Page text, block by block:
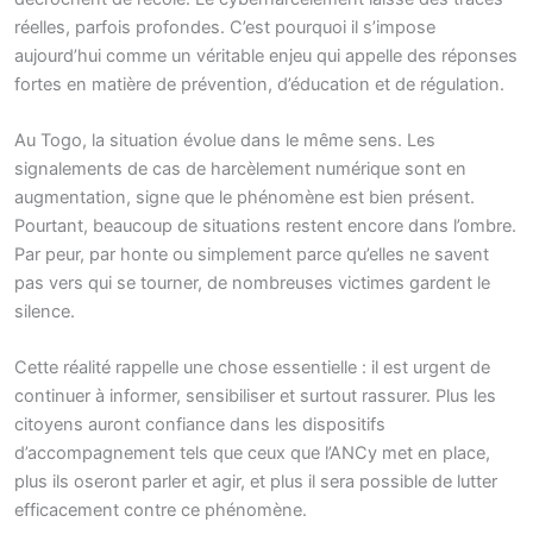
réelles, parfois profondes. C’est pourquoi il s’impose
aujourd’hui comme un véritable enjeu qui appelle des réponses
fortes en matière de prévention, d’éducation et de régulation.
Au Togo, la situation évolue dans le même sens. Les
signalements de cas de harcèlement numérique sont en
augmentation, signe que le phénomène est bien présent.
Pourtant, beaucoup de situations restent encore dans l’ombre.
Par peur, par honte ou simplement parce qu’elles ne savent
pas vers qui se tourner, de nombreuses victimes gardent le
silence.
Cette réalité rappelle une chose essentielle : il est urgent de
continuer à informer, sensibiliser et surtout rassurer. Plus les
citoyens auront confiance dans les dispositifs
d’accompagnement tels que ceux que l’ANCy met en place,
plus ils oseront parler et agir, et plus il sera possible de lutter
efficacement contre ce phénomène.